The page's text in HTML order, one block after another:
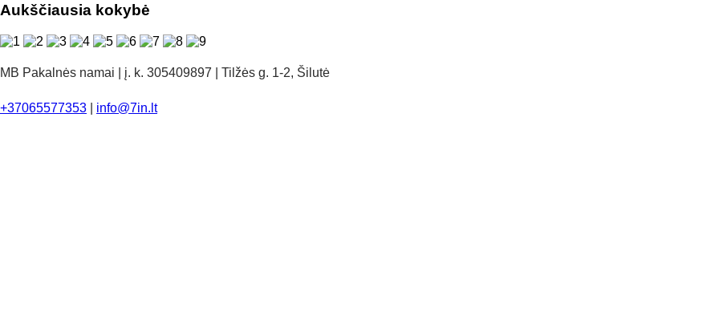
Aukščiausia kokybė
MB Pakalnės namai | į. k. 305409897 | Tilžės g. 1-2, Šilutė
+37065577353 info@7in.lt